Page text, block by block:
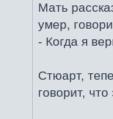
Мать
умер,
- Когда я
Стюарт,
говорит,